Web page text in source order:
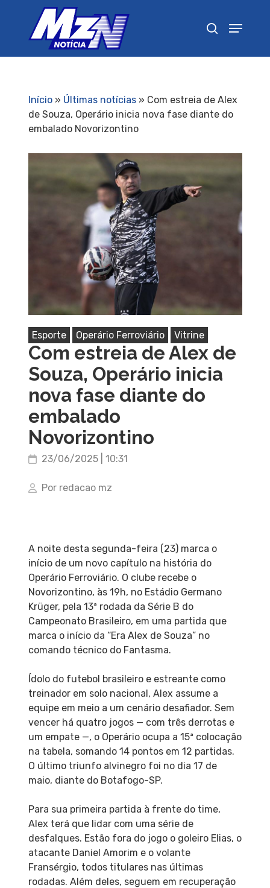
Início» Últimas notícias» Com estreia de Alex
de Souza, Operário inicia nova fase diante do
embalado Novorizontino
Esporte Operário Ferroviário Vitrine
Com estreia de Alex de
Souza, Operário inicia
nova fase diante do
embalado
Novorizontino
23/06/2025 | 10:31
Por redacao mz
A noite desta segunda-feira (23) marca o
início de um novo capítulo na história do
Operário Ferroviário. O clube recebe o
Novorizontino, às 19h, no Estádio Germano
Krüger, pela 13ª rodada da Série B do
Campeonato Brasileiro, em uma partida que
marca o início da “Era Alex de Souza” no
comando técnico do Fantasma.
Ídolo do futebol brasileiro e estreante como
treinador em solo nacional, Alex assume a
equipe em meio a um cenário desafiador. Sem
vencer há quatro jogos — com três derrotas e
um empate —, o Operário ocupa a 15ª colocação
na tabela, somando 14 pontos em 12 partidas.
O último triunfo alvinegro foi no dia 17 de
maio, diante do Botafogo-SP.
Para sua primeira partida à frente do time,
Alex terá que lidar com uma série de
desfalques. Estão fora do jogo o goleiro Elias, o
atacante Daniel Amorim e o volante
Fransérgio, todos titulares nas últimas
rodadas. Além deles, seguem em recuperação